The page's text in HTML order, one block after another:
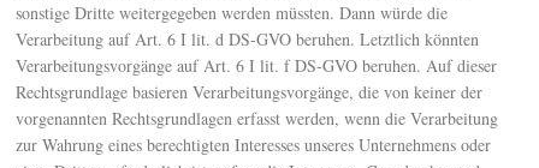
sonstige Dritte weitergegeben werden müssten. Dann würde die
Verarbeitung auf Art. 6 I lit. d DS-GVO beruhen. Letztlich könnten
Verarbeitungsvorgänge auf Art. 6 I lit. f DS-GVO beruhen. Auf dieser
Rechtsgrundlage basieren Verarbeitungsvorgänge, die von keiner der
vorgenannten Rechtsgrundlagen erfasst werden, wenn die Verarbeitung
zur Wahrung eines berechtigten Interesses unseres Unternehmens oder